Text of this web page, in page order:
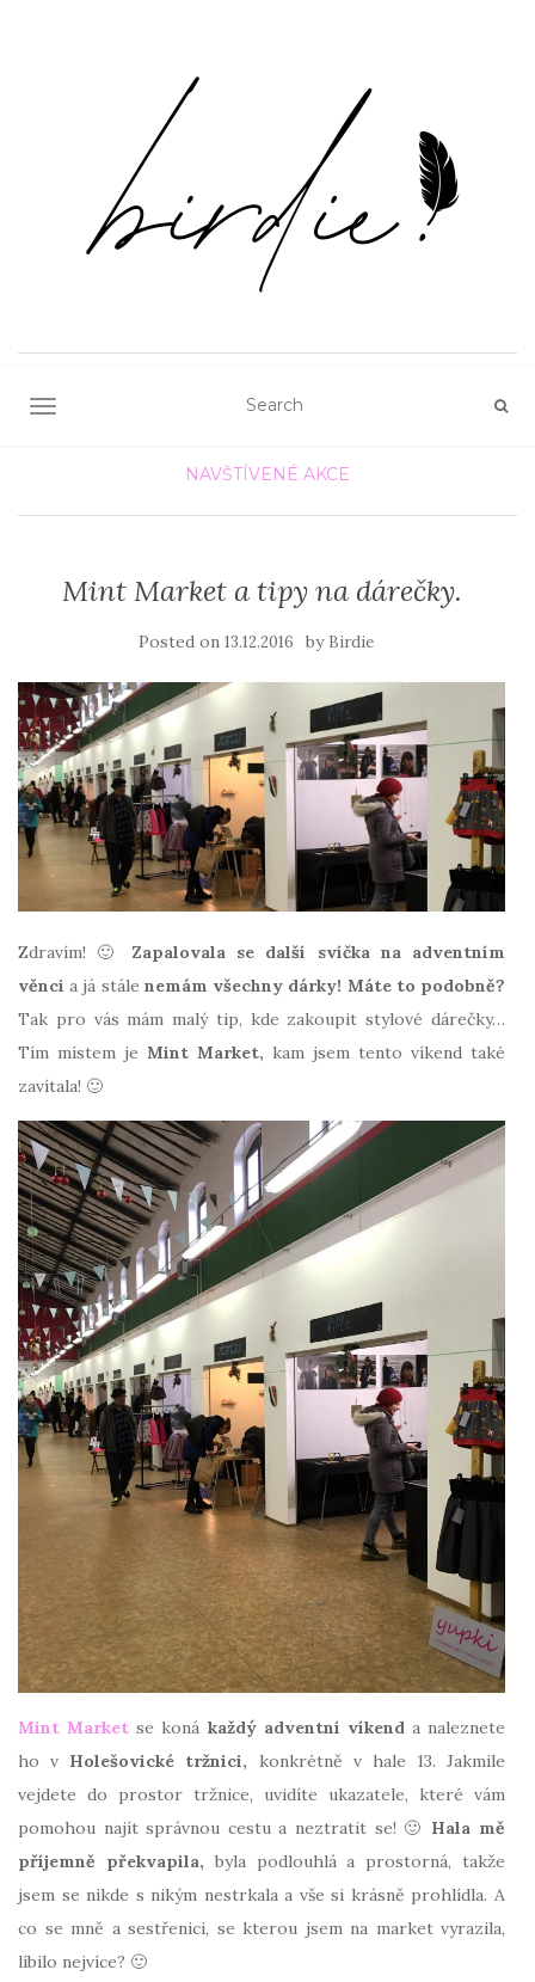
TOGGLE NAVIGATION
NAVŠTÍVENÉ AKCE
Mint Market a tipy na dárečky.
Posted on 13.12.2016 by Birdie
Zdravím! 🙂
Zapalovala se další svíčka na adventním
věnci a já stále nemám všechny dárky! Máte to podobně?
Tak pro vás mám malý tip, kde zakoupit stylové dárečky…
Tím místem je Mint Market, kam jsem tento víkend také
zavítala! 🙂
Mint Market se koná každý adventní víkenda naleznete
ho v Holešovické tržnici, konkrétně v hale 13. Jakmile
vejdete do prostor tržnice, uvidíte ukazatele, které vám
pomohou najít správnou cestu a neztratit se! 🙂 Hala mě
příjemně překvapila, byla podlouhlá a prostorná, takže
jsem se nikde s nikým nestrkala a vše si krásně prohlídla. A
co se mně a sestřenici, se kterou jsem na market vyrazila,
líbilo nejvíce? 🙂